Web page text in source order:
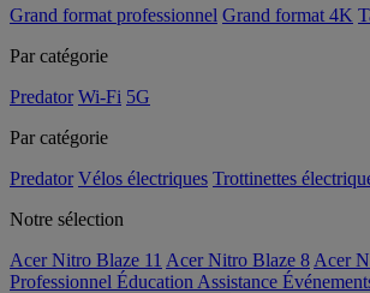
Grand format professionnel Grand format 4K
Par catégorie
Predator Wi-Fi 5G
Par catégorie
Predator Vélos électriques Trottinettes
Notre sélection
Acer Nitro Blaze 11 Acer Nitro Blaze 8 Acer
Professionnel Éducation Assistance